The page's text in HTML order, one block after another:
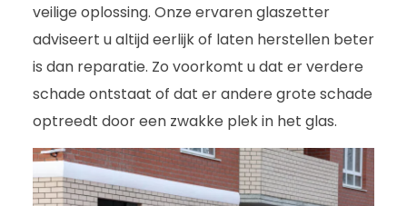
veilige oplossing. Onze ervaren glaszetter
adviseert u altijd eerlijk of laten herstellen beter
is dan reparatie. Zo voorkomt u dat er verdere
schade ontstaat of dat er andere grote schade
optreedt door een zwakke plek in het glas.